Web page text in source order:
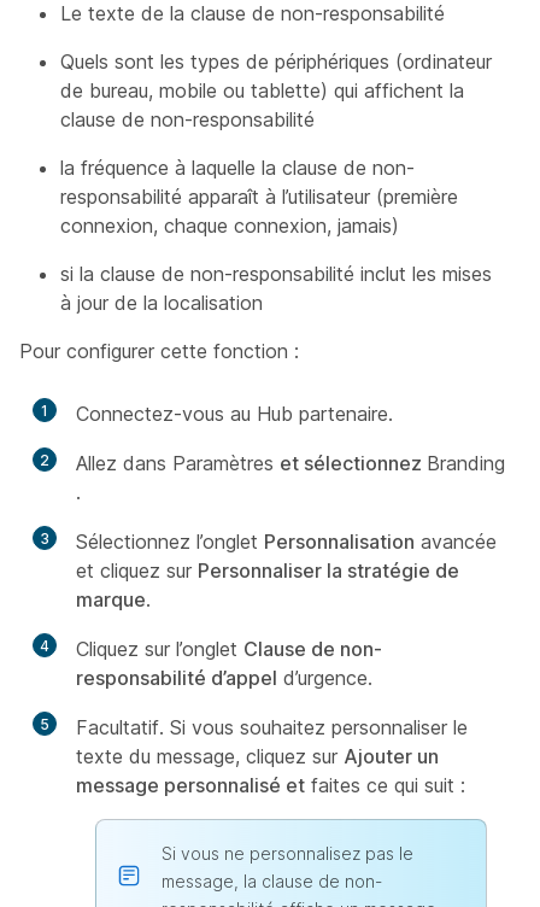
Le texte de la clause de non-responsabilité
Quels sont les types de périphériques (ordinateur
de bureau, mobile ou tablette) qui affichent la
clause de non-responsabilité
la fréquence à laquelle la clause de non-
responsabilité apparaît à l’utilisateur (première
connexion, chaque connexion, jamais)
si la clause de non-responsabilité inclut les mises
à jour de la localisation
Pour configurer cette fonction :
1 Connectez-vous au Hub partenaire.
2 Allez dans Paramètres et sélectionnez Branding
.
3 Sélectionnez l’onglet Personnalisation avancée
et cliquez sur Personnaliser la stratégie de
marque.
4 Cliquez sur l’onglet Clause de non-
responsabilité d’appel d’urgence.
5
Facultatif. Si vous souhaitez personnaliser le
texte du message, cliquez sur Ajouter un
message personnalisé et faites ce qui suit :
Si vous ne personnalisez pas le
message, la clause de non-